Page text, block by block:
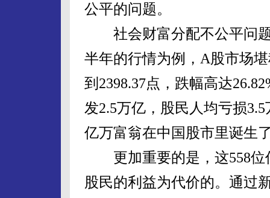
公平的问题。
社会财富分配不公平问题
半年的行情为例，A股市场
到2398.37点，跌幅高达
发2.5万亿，股民人均亏损
亿万富翁在中国股市里诞生
更加重要的是，这558位
股民的利益为代价的。通过